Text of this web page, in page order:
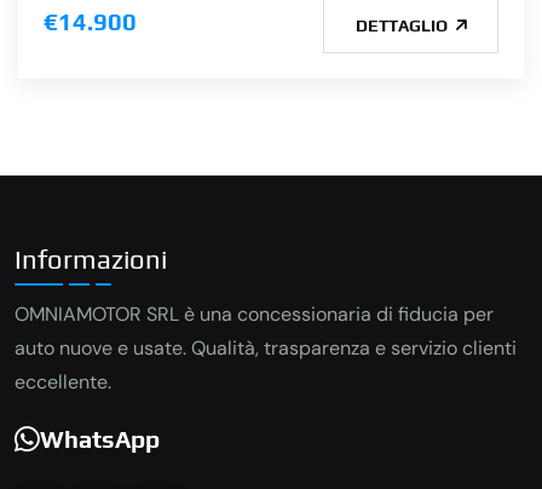
€14.900 DETTAGLIO
Informazioni
OMNIAMOTOR SRL è una concessionaria di fiducia per
auto nuove e usate. Qualità, trasparenza e servizio clienti
eccellente.
WhatsApp